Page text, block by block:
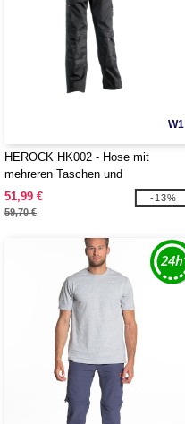
W1
HEROCK HK002 - Hose mit
mehreren Taschen und
Verstärkungen
51,99 €
59,70 €
-13%